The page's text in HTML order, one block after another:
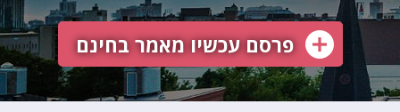
פרסם עכשיו מאמר בחינם